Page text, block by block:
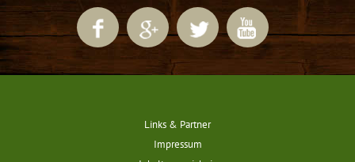
Links & Partner
Impressum